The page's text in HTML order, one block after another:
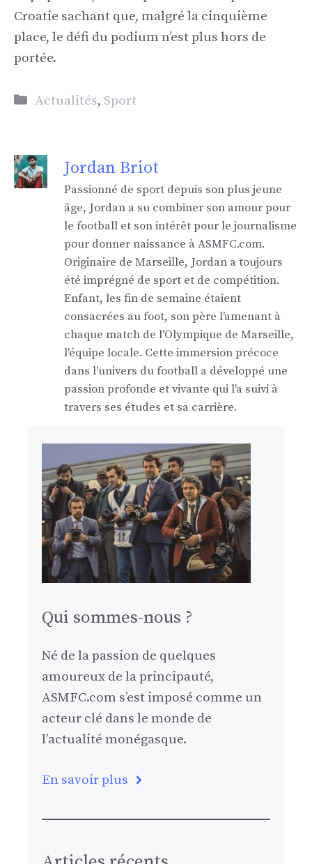
Croatie sachant que, malgré la cinquième
place, le défi du podium n’est plus hors de
portée.
Catégories
Actualités, Sport
Jordan Briot
Passionné de sport depuis son plus jeune
âge, Jordan a su combiner son amour pour
le football et son intérêt pour le journalisme
pour donner naissance à ASMFC.com.
Originaire de Marseille, Jordan a toujours
été imprégné de sport et de compétition.
Enfant, les fin de semaine étaient
consacrées au foot, son père l'amenant à
chaque match de l'Olympique de Marseille,
l'équipe locale. Cette immersion précoce
dans l'univers du football a développé une
passion profonde et vivante qui l'a suivi à
travers ses études et sa carrière.
Qui sommes-nous ?
Né de la passion de quelques
amoureux de la principauté,
ASMFC.com s’est imposé comme un
acteur clé dans le monde de
l’actualité monégasque.
En savoir plus